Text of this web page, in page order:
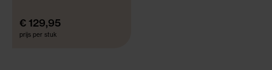
€ 129,95
prijs per stuk